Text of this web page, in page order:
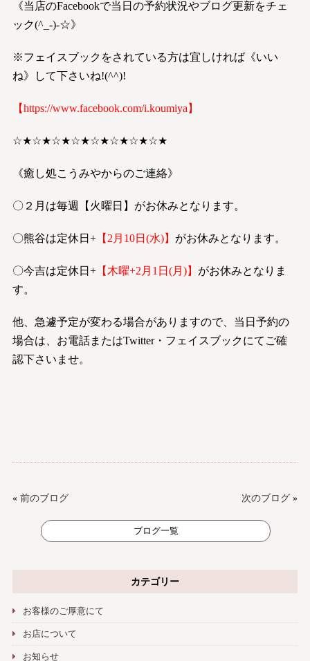
《当店のFacebookで当日の予約状況やブログ更新をチェ
ック(^_-)-☆》
※フェイスブックをされている方は宜しければ《いい
ね》して下さいね!(^^)!
【https://www.facebook.com/i.koumiya 】
☆★☆★☆★☆★☆★☆★☆★☆★
《癒し処こうみやからのご連絡》
〇２月は毎週【火曜日】がお休みとなります。
〇熊谷は定休日+【2月10日(水)】 がお休みとなります。
〇今吉は定休日+【木曜+2月1日(月)】 がお休みとなりま
す。
他、急遽予定が変わる場合がありますので、当日予約の
場合は、お電話またはTwitter・フェイスブックにてご確
認下さいませ。
« 前のブログ 次のブログ »
ブログ一覧
カテゴリー
お客様のご厚意にて
お店について
お知らせ